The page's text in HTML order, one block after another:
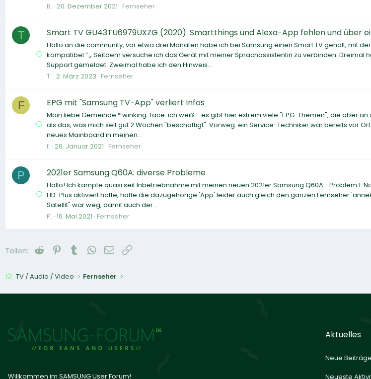
B. 20. Dezember 2021 Fernseher
T Smart TV GU43TU6979UXZG (2020): Smartthings und Alexa-App fehlen und über
Hallo an die community, vor etwa drei Monaten habe ich bei Samsung einen Smart TV geholt, mit
kompatibel.“ „ Seitdem versuche ich das Gerät mit meiner Sprachassistentin zu verbinden. Dreimal
Support gemeldet. Zweimal habe ich den Hinweis...
T. 2. März 2023 Fernseher
F EPG mit "Samsung TV-App" verliert Infos
Moin liebe Gemeinde *:winking-face: ich weiß - es gibt hier extrem viele "EPG-Themen", die aber
als das, was mich seit gut 2 Wochen "beschäftigt". Vorweg: ein Service-Techniker war bereits vor
neues Mainboard in meinen...
f. 26. Januar 2021 Fernseher
P 2021er Samsung Q60A: diverse Probleme
Hallo! Ich kämpfe quasi seit Inbetriebnahme mit meinen neuen 2021er Samsung Q60A... Problem 1:
HD-Plus aktiviert hatte, hatte die dazugehörige 'App' leider auch gleich den ganzen Fernseher
Satellit" war weg, damit auch der...
P. 16. Mai 2021 Fernseher
Teilen: Reddit PinterestTumblrWhatsApp
E-Mail
TV / Audio / Video Fernseher
Willkommen im SAMSUNG User Forum!
Aktuelles
Neue Beiträge
Neueste